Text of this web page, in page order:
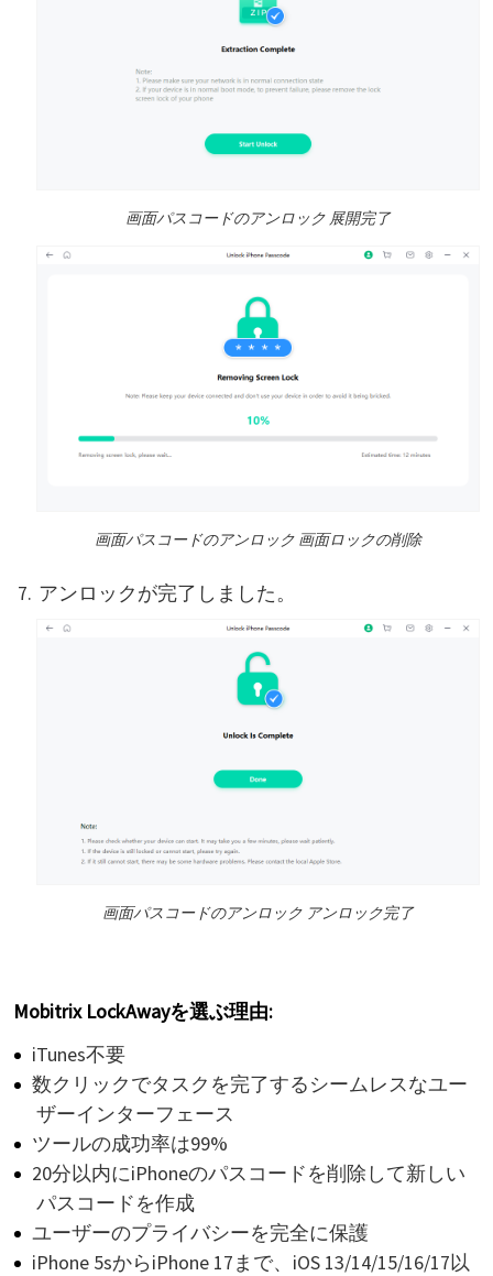
画面パスコードのアンロック 展開完了
画面パスコードのアンロック 画面ロックの削除
アンロックが完了しました。
画面パスコードのアンロック アンロック完了
Mobitrix LockAwayを選ぶ理由:
iTunes不要
数クリックでタスクを完了するシームレスなユー
ザーインターフェース
ツールの成功率は99%
20分以内にiPhoneのパスコードを削除して新しい
パスコードを作成
ユーザーのプライバシーを完全に保護
iPhone 5sからiPhone 17まで、iOS 13/14/15/16/17以